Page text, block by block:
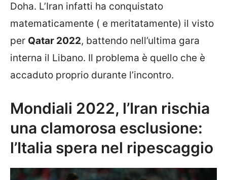
Doha. L’Iran infatti ha conquistato
matematicamente ( e meritatamente) il visto
per Qatar 2022, battendo nell’ultima gara
interna il Libano. Il problema è quello che è
accaduto proprio durante l’incontro.
Mondiali 2022, l’Iran rischia
una clamorosa esclusione:
l’Italia spera nel ripescaggio